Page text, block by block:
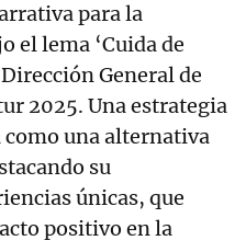
para la
el lema ‘Cuida de
General de
2025. Una estrategia
como una alternativa
su
únicas, que
positivo en la